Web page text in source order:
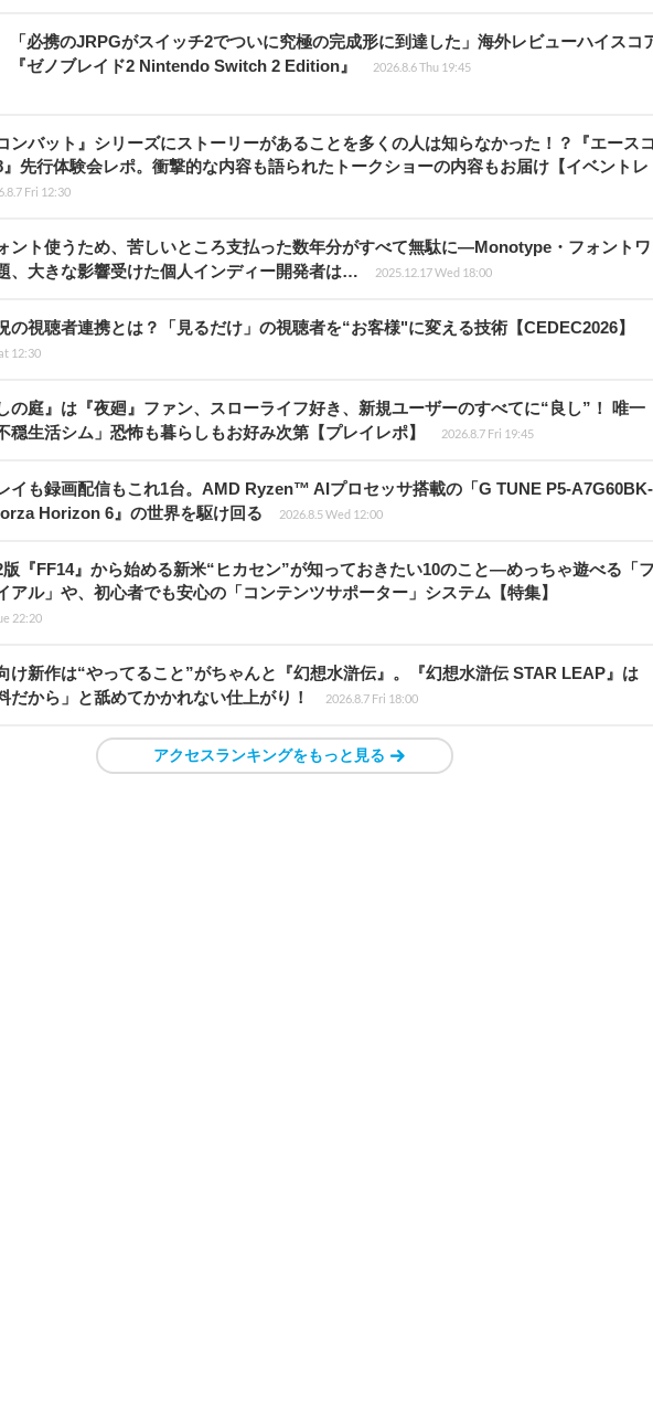
「必携のJRPGがスイッチ2でついに究極の完成形に到達した」海外レビューハイスコ
『ゼノブレイド2 Nintendo Switch 2 Edition』
2026.8.6 Thu 19:45
ンバット』シリーズにストーリーがあることを多くの人は知らなかった！？『エースコ
先行体験会レポ。衝撃的な内容も語られたトークショーの内容もお届け【イベントレ
Fri 12:30
ント使うため、苦しいところ支払った数年分がすべて無駄に―Monotype・フォントワ
、大きな影響受けた個人インディー開発者は…
2025.12.17 Wed 18:00
の視聴者連携とは？「見るだけ」の視聴者を“お客様"に変える技術【CEDEC2026】
12:30
の庭』は『夜廻』ファン、スローライフ好き、新規ユーザーのすべてに“良し”！ 唯一
穏生活シム」恐怖も暮らしもお好み次第【プレイレポ】
2026.8.7 Fri 19:45
イも録画配信もこれ1台。AMD Ryzen™ AIプロセッサ搭載の「G TUNE P5-A7G60BK-
Horizon 6』の世界を駆け回る
2026.8.5 Wed 12:00
版『FF14』から始める新米“ヒカセン”が知っておきたい10のこと―めっちゃ遊べる「フ
アル」や、初心者でも安心の「コンテンツサポーター」システム【特集】
22:20
け新作は“やってること”がちゃんと『幻想水滸伝』。『幻想水滸伝 STAR LEAP』は
だから」と舐めてかかれない仕上がり！
2026.8.7 Fri 18:00
アクセスランキングをもっと見る